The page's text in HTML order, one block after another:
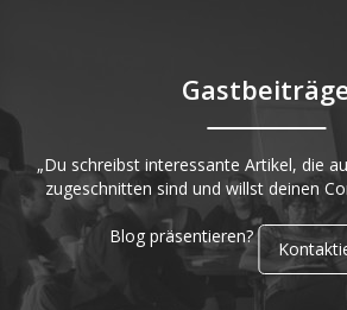
„Du schreibst interessante Artikel, die
zugeschnitten sind und willst deinen
Blog präsentieren?